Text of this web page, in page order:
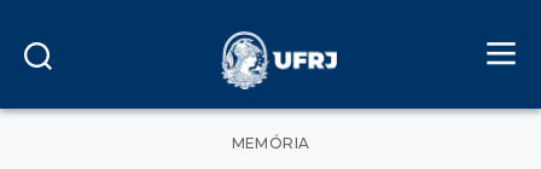
Categorias
MEMÓRIA